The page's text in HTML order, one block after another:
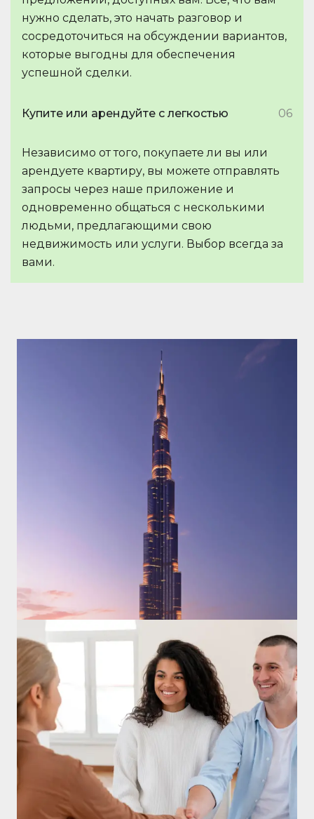
нужно сделать, это начать разговор и
сосредоточиться на обсуждении вариантов,
которые выгодны для обеспечения
успешной сделки.
Купите или арендуйте с легкостью 06
Независимо от того, покупаете ли вы или
арендуете квартиру, вы можете отправлять
запросы через наше приложение и
одновременно общаться с несколькими
людьми, предлагающими свою
недвижимость или услуги. Выбор всегда за
вами.